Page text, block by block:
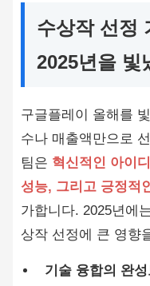
수상작 선정
2025년을 빛
구글플레이 올해를
수나 매출액만으로
팀은 혁신적인 아이
성능, 그리고 긍정적
가합니다. 2025년에
상작 선정에 큰 영향
기술 융합의 완성